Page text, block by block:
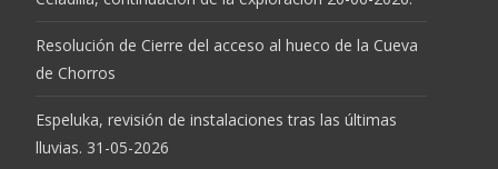
Resolución de Cierre del acceso al hueco de la Cueva
de Chorros
Espeluka, revisión de instalaciones tras las últimas
lluvias. 31-05-2026